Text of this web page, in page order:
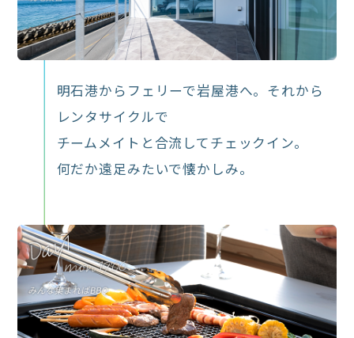
明石港からフェリーで岩屋港へ。それから
レンタサイクルで
チームメイトと合流してチェックイン。
何だか遠足みたいで懐かしみ。